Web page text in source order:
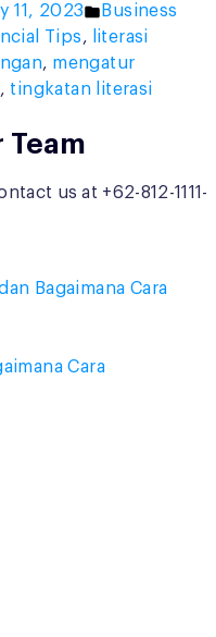
11, 2023
Posted
in
Business
Tips,
literasi
, mengatur
, tingkatan literasi
Team
us at +62-812-1111-
Bagaimana Cara
Cara